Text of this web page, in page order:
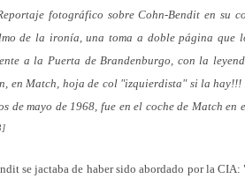
fotográfico sobre Cohn-Bendit en su
de la ironía, una toma a doble página que
a la Puerta de Brandenburgo, con la
en Match, hoja de col "izquierdista" si la hay!!!
de mayo de 1968, fue en el coche de Match
se jactaba de haber sido abordado por la CIA: